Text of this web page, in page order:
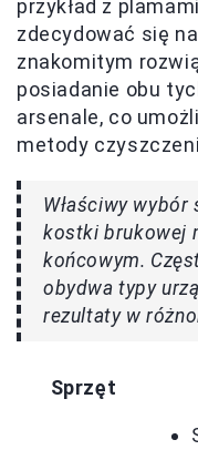
przykład z
zdecydować się
znakomitym
posiadanie obu
arsenale, co
metody
Właściwy
kostki brukowej
końcowym.
obydwa typy
rezultaty w
Sprzęt